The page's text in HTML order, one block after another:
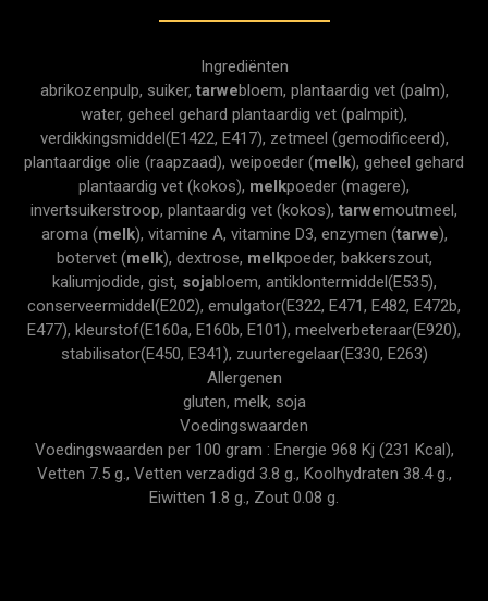
Ingrediënten
abrikozenpulp, suiker, tarwebloem, plantaardig vet (palm),
water, geheel gehard plantaardig vet (palmpit),
verdikkingsmiddel(E1422, E417), zetmeel (gemodificeerd),
plantaardige olie (raapzaad), weipoeder (melk), geheel gehard
plantaardig vet (kokos), melkpoeder (magere),
invertsuikerstroop, plantaardig vet (kokos), tarwemoutmeel,
aroma (melk), vitamine A, vitamine D3, enzymen (tarwe),
botervet (melk), dextrose, melkpoeder, bakkerszout,
kaliumjodide, gist, sojabloem, antiklontermiddel(E535),
conserveermiddel(E202), emulgator(E322, E471, E482, E472b,
E477), kleurstof(E160a, E160b, E101), meelverbeteraar(E920),
stabilisator(E450, E341), zuurteregelaar(E330, E263)
Allergenen
gluten, melk, soja
Voedingswaarden
Voedingswaarden per 100 gram : Energie 968 Kj (231 Kcal),
Vetten 7.5 g., Vetten verzadigd 3.8 g., Koolhydraten 38.4 g.,
Eiwitten 1.8 g., Zout 0.08 g.